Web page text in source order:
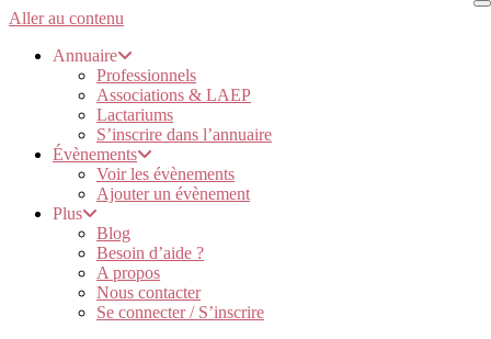
Aller au contenu
Annuaire
Professionnels
Associations & LAEP
Lactariums
S’inscrire dans l’annuaire
Évènements
Voir les évènements
Ajouter un évènement
Plus
Blog
Besoin d’aide ?
A propos
Nous contacter
Se connecter / S’inscrire